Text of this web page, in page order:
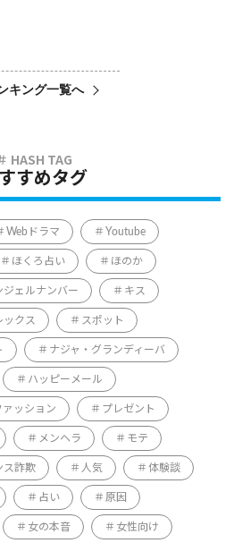
キング一覧へ
すめタグ
Webドラマ Youtube
ほくろ占い ほのか
ジェルナンバー キス
ックス スポット
ナジャ・グランディーバ
ハッピーメール
ァッション プレゼント
メンヘラ モテ
ス詐欺 人気 体験談
占い 原因
女の本音 女性向け